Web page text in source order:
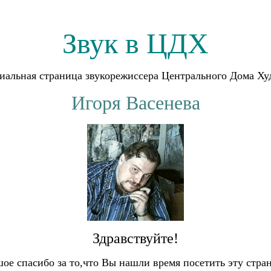
Звук в ЦДХ
страница звукорежиссeра Центрального Дома
Игоря Васенева
Здравствуйте!
спасибо за то,что Вы нашли время посетить эту